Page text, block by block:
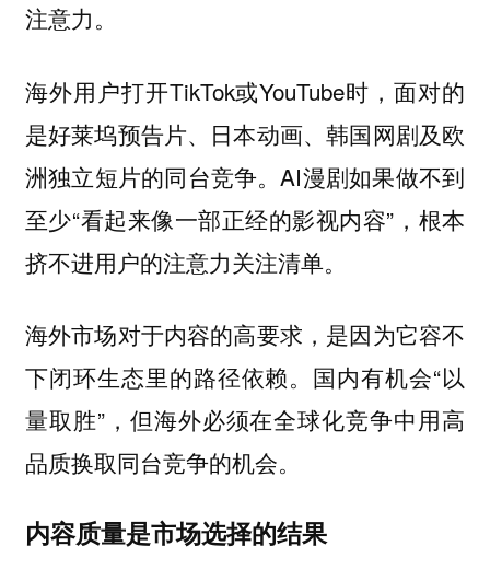
注意力。
海外用户打开TikTok或YouTube时，面对的
是好莱坞预告片、日本动画、韩国网剧及欧
洲独立短片的同台竞争。AI漫剧如果做不到
至少“看起来像一部正经的影视内容”，根本
挤不进用户的注意力关注清单。
海外市场对于内容的高要求，是因为它容不
下闭环生态里的路径依赖。国内有机会“以
量取胜”，但海外必须在全球化竞争中用高
品质换取同台竞争的机会。
内容质量是市场选择的结果